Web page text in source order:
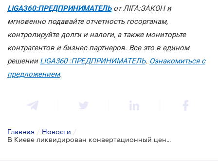
LIGA360:ПРЕДПРИНИМАТЕЛЬот ЛІГА:ЗАКОН и
мгновенно подавайте отчетность госорганам,
контролируйте долги и налоги, а также мониторьте
контрагентов и бизнес-партнеров. Все это в едином
решении LIGA360 :ПРЕДПРИНИМАТЕЛЬ. Ознакомиться с
предложением.
Главная / Новости /
В Киеве ликвидирован конвертационный центр, оборот которого превышает 210 млн грн